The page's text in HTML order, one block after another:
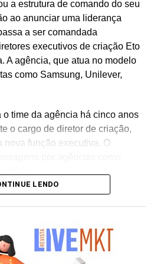
a estrutura de comando do seu
ao anunciar uma liderança
a ser comandada
executivos de criação Eto
A agência, que atua no modelo
como Samsung, Unilever,
o time da agência há cinco anos
o cargo de diretor de criação,
nova função executiva. O
à Cheil Brasil para assumir o
Em sua trajetória corporativa,
em operações publicitárias como
DPZ e Neogama/BBH.
LENDO